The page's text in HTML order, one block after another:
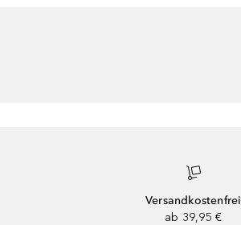
Versandkostenfrei
ab 39,95 €